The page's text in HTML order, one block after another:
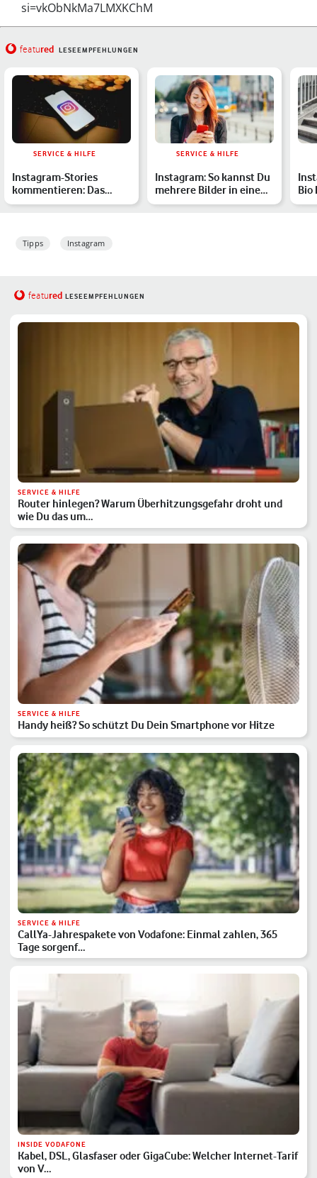
si=vkObNkMa7LMXKChM
featured LESEEMPFEHLUNGEN
SERVICE & HILFE
Instagram-Stories
kommentieren: Das
musst Du zum Feature
SERVICE & HILFE
Instagram: So kannst Du
mehrere Bilder in einem
Post oder einer S…
Bio
es
Tipps Instagram
featured LESEEMPFEHLUNGEN
SERVICE & HILFE
Router hinlegen? Warum Überhitzungsgefahr droht und
wie Du das um…
SERVICE & HILFE
Handy heiß? So schützt Du Dein Smartphone vor Hitze
SERVICE & HILFE
CallYa-Jahrespakete von Vodafone: Einmal zahlen, 365
Tage sorgenf…
INSIDE VODAFONE
Kabel, DSL, Glasfaser oder GigaCube: Welcher Internet-Tarif
von V…